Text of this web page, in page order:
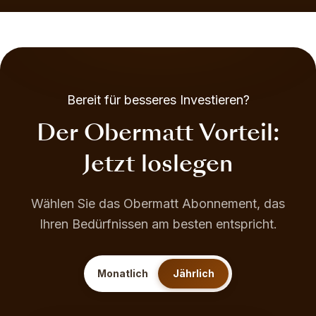
Bereit für besseres Investieren?
Der Obermatt Vorteil:
Jetzt loslegen
Wählen Sie das Obermatt Abonnement, das
Ihren Bedürfnissen am besten entspricht.
Monatlich Jährlich